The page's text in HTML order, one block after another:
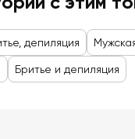
депиляция
Бритье и депиляция